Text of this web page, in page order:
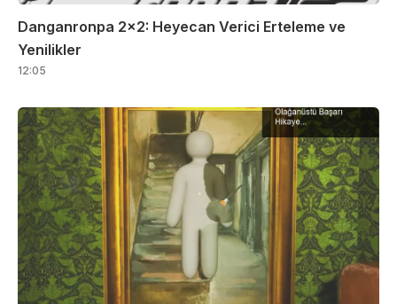
Danganronpa 2×2: Heyecan Verici Erteleme ve
Yenilikler
12:05